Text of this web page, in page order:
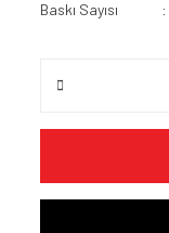
Baskı Sayısı